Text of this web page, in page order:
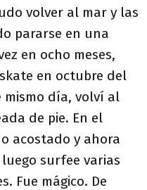
volver al mar y las
pararse en una
en ocho meses,
en octubre del
mismo día, volví al
de pie. En el
acostado y ahora
surfee varias
Fue mágico. De